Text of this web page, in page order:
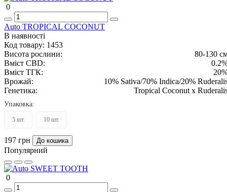
0
Auto TROPICAL COCONUT
В наявності
Код товару: 1453
Висота рослини:
80-130
Вміст CBD:
Вміст ТГК:
Врожай:
10% Sativa/70% Indica/20%
Генетика:
Tropical Coconut x
Упаковка:
5 шт. 10 шт.
197 грн До кошика
Популярний
0